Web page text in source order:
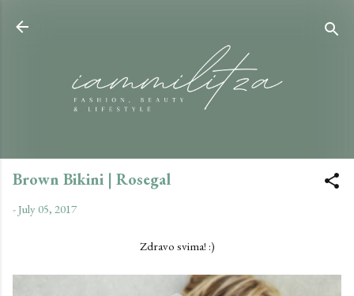
Brown Bikini | Rosegal
-July 05, 2017
Zdravo svima! :)